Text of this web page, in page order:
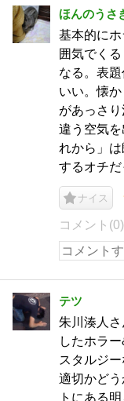
ほんのうさ
基本的に
囲気でく
なる。表
いい。懐
があっさ
違う空気
れから」
するオチだ
ナイス
コメント(0)
テツ
朱川湊人
したホラ
スタルジ
適切かど
トにある